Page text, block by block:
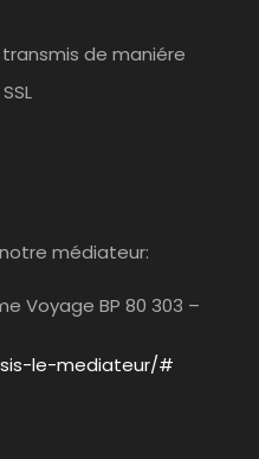
de maniére
médiateur:
Voyage BP 80 303 –
le-mediateur/#